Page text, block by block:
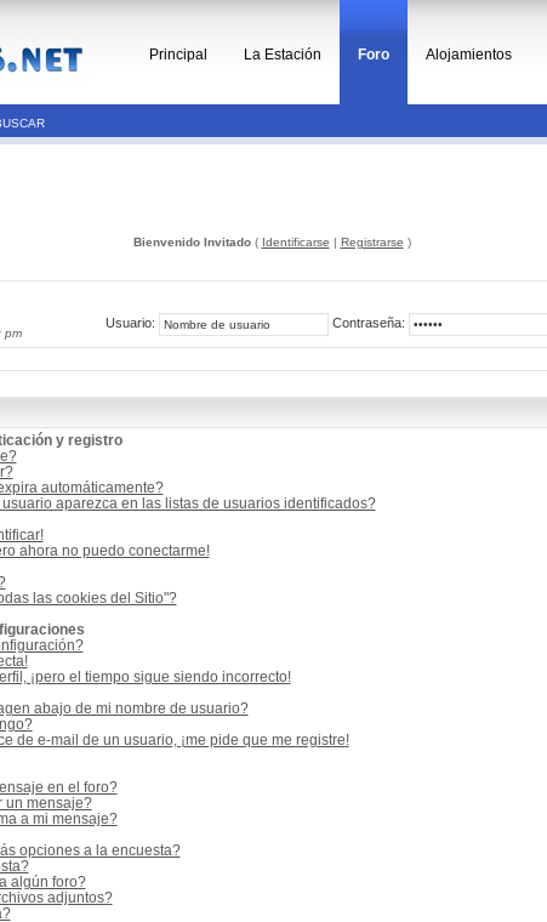
Principal La Estación Foro Alojamientos
Bienvenido Invitado( Identificarse | Registrarse )
pm
Usuario: Contraseña:
y registro
automáticamente?
aparezca en las listas de usuarios identificados?
ahora no puedo conectarme!
las cookies del Sitio"?
¡pero el tiempo sigue siendo incorrecto!
abajo de mi nombre de usuario?
de e-mail de un usuario, ¡me pide que me registre!
en el foro?
un mensaje?
a mi mensaje?
opciones a la encuesta?
algún foro?
adjuntos?